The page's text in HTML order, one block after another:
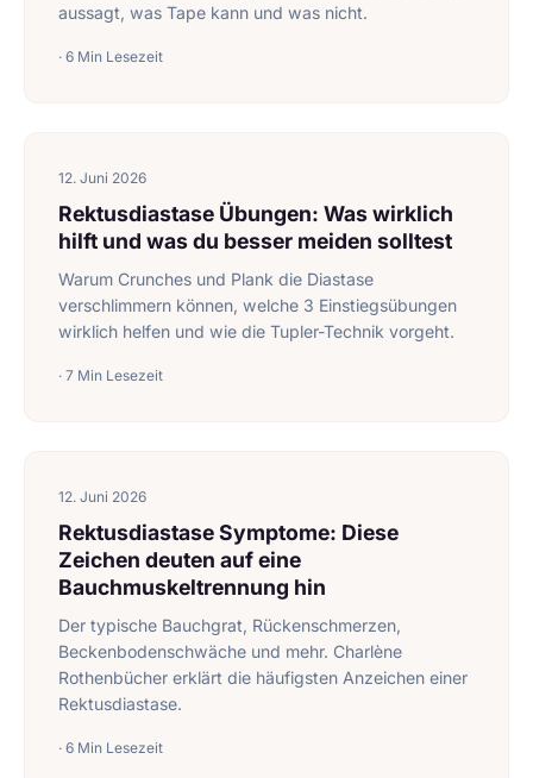
aussagt, was Tape kann und was nicht.
· 6 Min Lesezeit
12. Juni 2026
Rektusdiastase Übungen: Was wirklich
hilft und was du besser meiden solltest
Warum Crunches und Plank die Diastase
verschlimmern können, welche 3 Einstiegsübungen
wirklich helfen und wie die Tupler-Technik vorgeht.
· 7 Min Lesezeit
12. Juni 2026
Rektusdiastase Symptome: Diese
Zeichen deuten auf eine
Bauchmuskeltrennung hin
Der typische Bauchgrat, Rückenschmerzen,
Beckenbodenschwäche und mehr. Charlène
Rothenbücher erklärt die häufigsten Anzeichen einer
Rektusdiastase.
· 6 Min Lesezeit